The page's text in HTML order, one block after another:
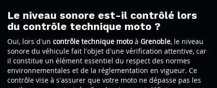
Le niveau sonore est-il contrôlé lors
du contrôle technique moto ?
Oui, lors d’un contrôle technique motoà Grenoble, le niveau
sonore du véhicule fait l’objet d’une vérification attentive, car
il constitue un élément essentiel du respect des normes
environnementales et de la réglementation en vigueur. Ce
contrôle vise à s’assurer que votre moto ne dépasse pas les